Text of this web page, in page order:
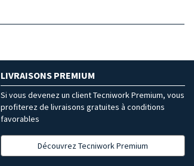
LIVRAISONS PREMIUM
Si vous devenez un client Tecniwork Premium, vous
profiterez de livraisons gratuites à conditions
favorables
Découvrez Tecniwork Premium